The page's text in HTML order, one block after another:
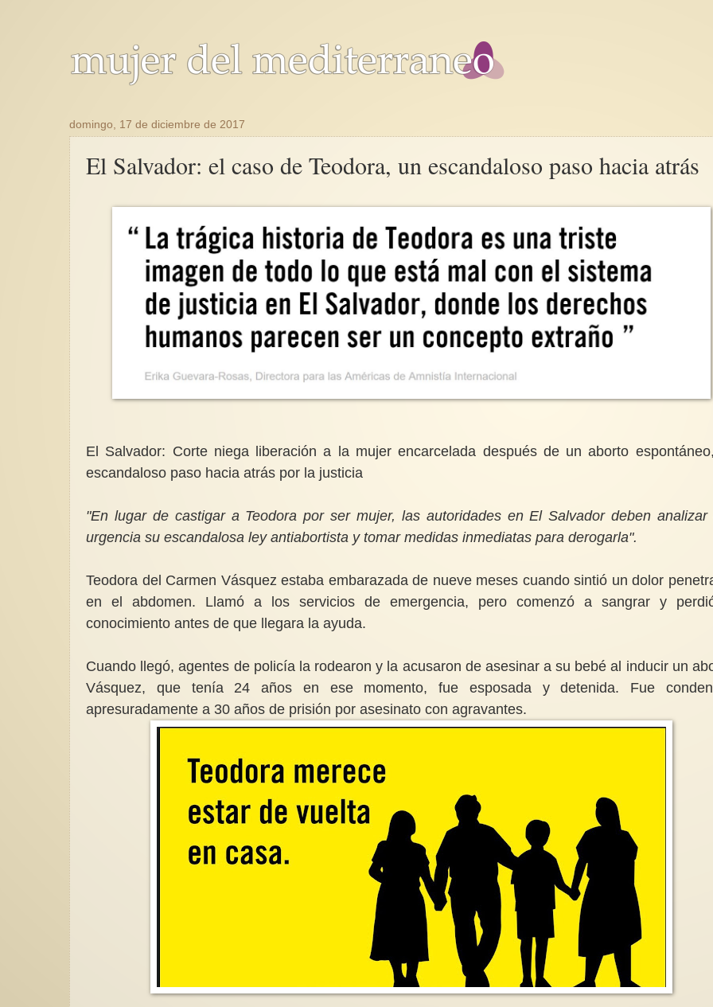
domingo, 17 de diciembre de 2017
El Salvador: el caso de Teodora, un escandaloso paso hacia atrás
El Salvador: Corte niega liberación a la mujer encarcelada después de un aborto
escandaloso paso hacia atrás por la justicia
"En lugar de castigar a Teodora por ser mujer, las autoridades en El Salvador deben analizar
urgencia su escandalosa ley antiabortista y tomar medidas inmediatas para derogarla".
Teodora del Carmen Vásquez estaba embarazada de nueve meses cuando sintió un dolor
en el abdomen. Llamó a los servicios de emergencia, pero comenzó a sangrar y
conocimiento antes de que llegara la ayuda.
Cuando llegó, agentes de policía la rodearon y la acusaron de asesinar a su bebé al inducir un
Vásquez, que tenía 24 años en ese momento, fue esposada y detenida. Fue
apresuradamente a 30 años de prisión por asesinato con agravantes.
Necesitamos la aprobación de la
Ley Orgánica Abolicionista del
Sistema Prostitucional ( LOASP)
Duele encontrarse en el entorno de
la puerta de diversos hoteles
estas tarjetas que venden
mujeres....
Aprender de un
internacionalista 2/3
Mujeres de
Magallón[1]Vivimos
una crisis que es
multidimensional: